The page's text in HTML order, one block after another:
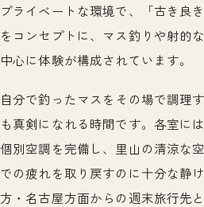
プライベートな環境で、「古き良
をコンセプトに、マス釣りや射的
中心に体験が構成されています。
自分で釣ったマスをその場で調理
も真剣になれる時間です。各室に
個別空調を完備し、里山の清涼な
での疲れを取り戻すのに十分な静
方・名古屋方面からの週末旅行先